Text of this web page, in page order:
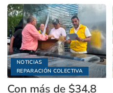
NOTICIAS
REPARACIÓN COLECTIVA
Con más de $34,8